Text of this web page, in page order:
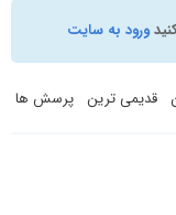
ورود به سایت
قدیمی ترین پرسش ها